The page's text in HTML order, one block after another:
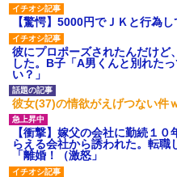
彼女との行為を録画した結果→
ｗ
【驚愕】5000円でＪＫと行為
彼にプロポーズされたんだけど
した。B子「A男くんと別れた
い？」
彼女(37)の情欲がえげつない件
【衝撃】嫁父の会社に勤続１
らえる会社から誘われた。転
「離婚！（激怒」